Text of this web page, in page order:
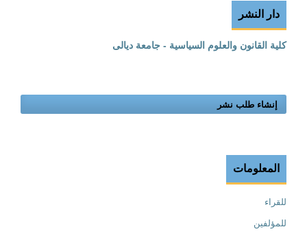
دار النشر
كلية القانون والعلوم السياسية - جامعة ديالى
إنشاء طلب نشر
المعلومات
للقراء
للمؤلفين